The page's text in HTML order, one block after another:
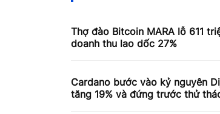
Thợ đào Bitcoin MARA lỗ 611
doanh thu lao dốc 27%
Cardano bước vào kỷ nguyên
tăng 19% và đứng trước thử